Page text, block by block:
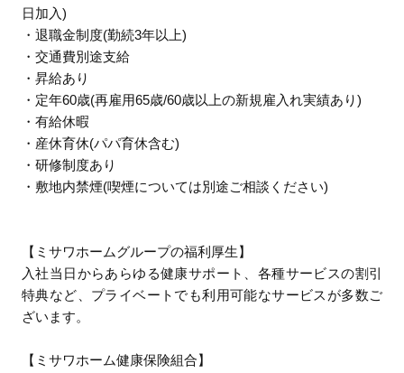
日加入)
・退職金制度(勤続3年以上)
・交通費別途支給
・昇給あり
・定年60歳(再雇用65歳/60歳以上の新規雇入れ実績あり)
・有給休暇
・産休育休(パパ育休含む)
・研修制度あり
・敷地内禁煙(喫煙については別途ご相談ください)
【ミサワホームグループの福利厚生】
入社当日からあらゆる健康サポート、各種サービスの割引
特典など、プライベートでも利用可能なサービスが多数ご
ざいます。
【ミサワホーム健康保険組合】